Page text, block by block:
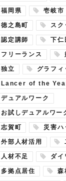
福岡県 壱岐市
徳之島町 スク
認定講師 下仁
フリーランス
独立 グラフ
Lancer of the
デュアルワーク
お試しデュアルワー
志賀町 災害ハ
外部人材活用
人材不足 ダイ
多拠点居住 森